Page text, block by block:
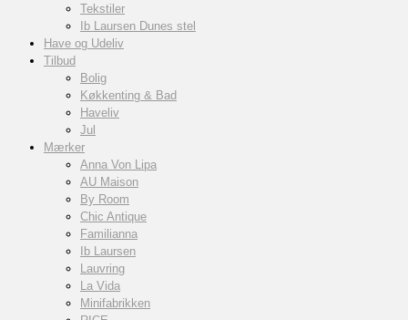
Tekstiler
Ib Laursen Dunes stel
Have og Udeliv
Tilbud
Bolig
Køkkenting & Bad
Haveliv
Jul
Mærker
Anna Von Lipa
AU Maison
By Room
Chic Antique
Familianna
Ib Laursen
Lauvring
La Vida
Minifabrikken